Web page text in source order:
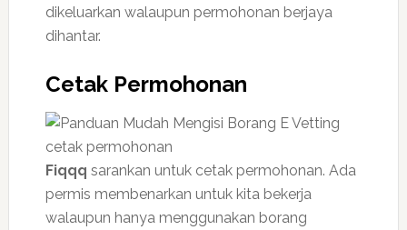
dikeluarkan walaupun permohonan berjaya
dihantar.
Cetak Permohonan
Fiqqq sarankan untuk cetak permohonan. Ada
permis membenarkan untuk kita bekerja
walaupun hanya menggunakan borang